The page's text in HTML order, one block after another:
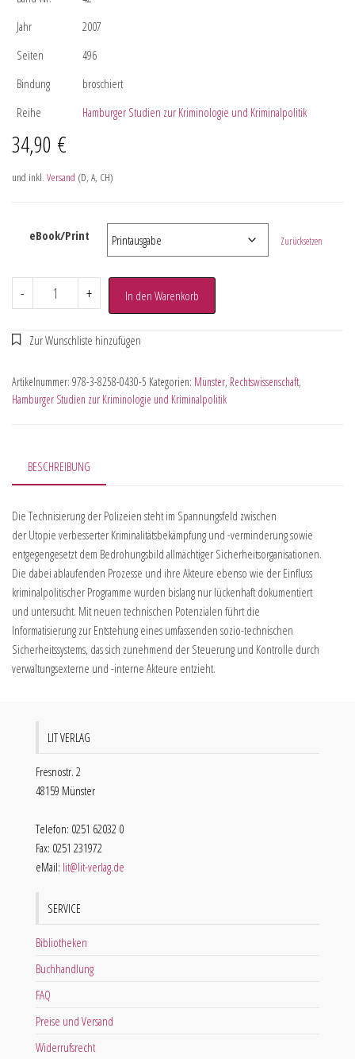
Jahr
2007
Seiten
496
Bindung
broschiert
Reihe
Hamburger Studien zur Kriminologie und Kriminalpolitik
34,90 €
und inkl. Versand (D, A, CH)
eBook/Print Zurücksetzen
- + In den Warenkorb
Artikelnummer: 978-3-8258-0430-5 Kategorien: Münster, Rechtswissenschaft,
Hamburger Studien zur Kriminologie und Kriminalpolitik
BESCHREIBUNG
Die Technisierung der Polizeien steht im Spannungsfeld zwischen
der Utopie verbesserter Kriminalitätsbekämpfung und -verminderung sowie
entgegengesetzt dem Bedrohungsbild allmächtiger Sicherheitsorganisationen.
Die dabei ablaufenden Prozesse und ihre Akteure ebenso wie der Einfluss
kriminalpolitischer Programme wurden bislang nur lückenhaft dokumentiert
und untersucht. Mit neuen technischen Potenzialen führt die
Informatisierung zur Entstehung eines umfassenden sozio-technischen
Sicherheitssystems, das sich zunehmend der Steuerung und Kontrolle durch
verwaltungsexterne und -interne Akteure entzieht.
LIT VERLAG
Fresnostr. 2
48159 Münster
Telefon: 0251 62032 0
Fax: 0251 231972
eMail: lit@lit-verlag.de
SERVICE
Bibliotheken
Buchhandlung
FAQ
Preise und Versand
Widerrufsrecht